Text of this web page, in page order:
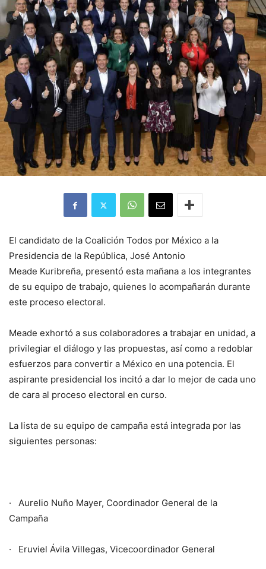
El candidato de la Coalición Todos por México a la
Presidencia de la República, José Antonio
Meade Kuribreña, presentó esta mañana a los integrantes
de su equipo de trabajo, quienes lo acompañarán durante
este proceso electoral.
Meade exhortó a sus colaboradores a trabajar en unidad, a
privilegiar el diálogo y las propuestas, así como a redoblar
esfuerzos para convertir a México en una potencia. El
aspirante presidencial los incitó a dar lo mejor de cada uno
de cara al proceso electoral en curso.
La lista de su equipo de campaña está integrada por las
siguientes personas:
· Aurelio Nuño Mayer, Coordinador General de la
Campaña
· Eruviel Ávila Villegas, Vicecoordinador General